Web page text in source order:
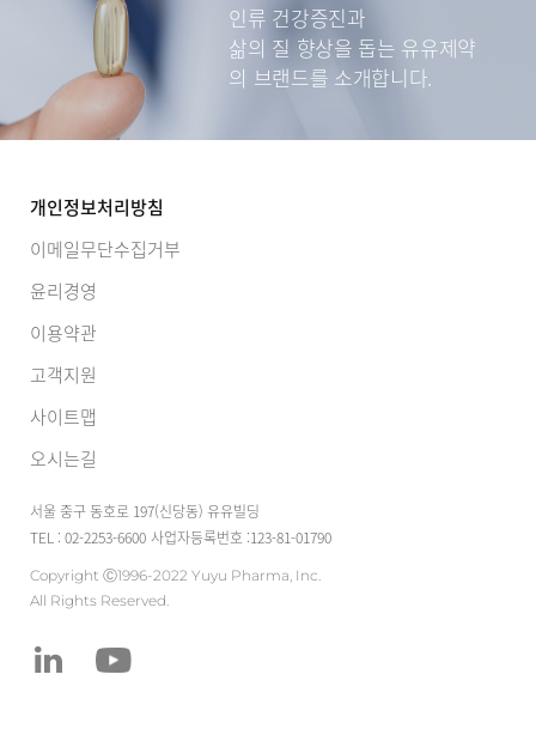
인류 건강증진과
삶의 질 향상을 돕는 유유제약
의 브랜드를 소개합니다.
개인정보처리방침
이메일무단수집거부
윤리경영
이용약관
고객지원
사이트맵
오시는길
서울 중구 동호로 197(신당동) 유유빌딩
TEL : 02-2253-6600 사업자등록번호 :123-81-01790
Copyright Ⓒ1996-2022 Yuyu Pharma, Inc.
All Rights Reserved.